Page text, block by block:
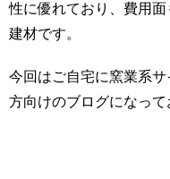
性に優れており、費用
建材です。
今回はご自宅に窯業系
方向けのブログになっ